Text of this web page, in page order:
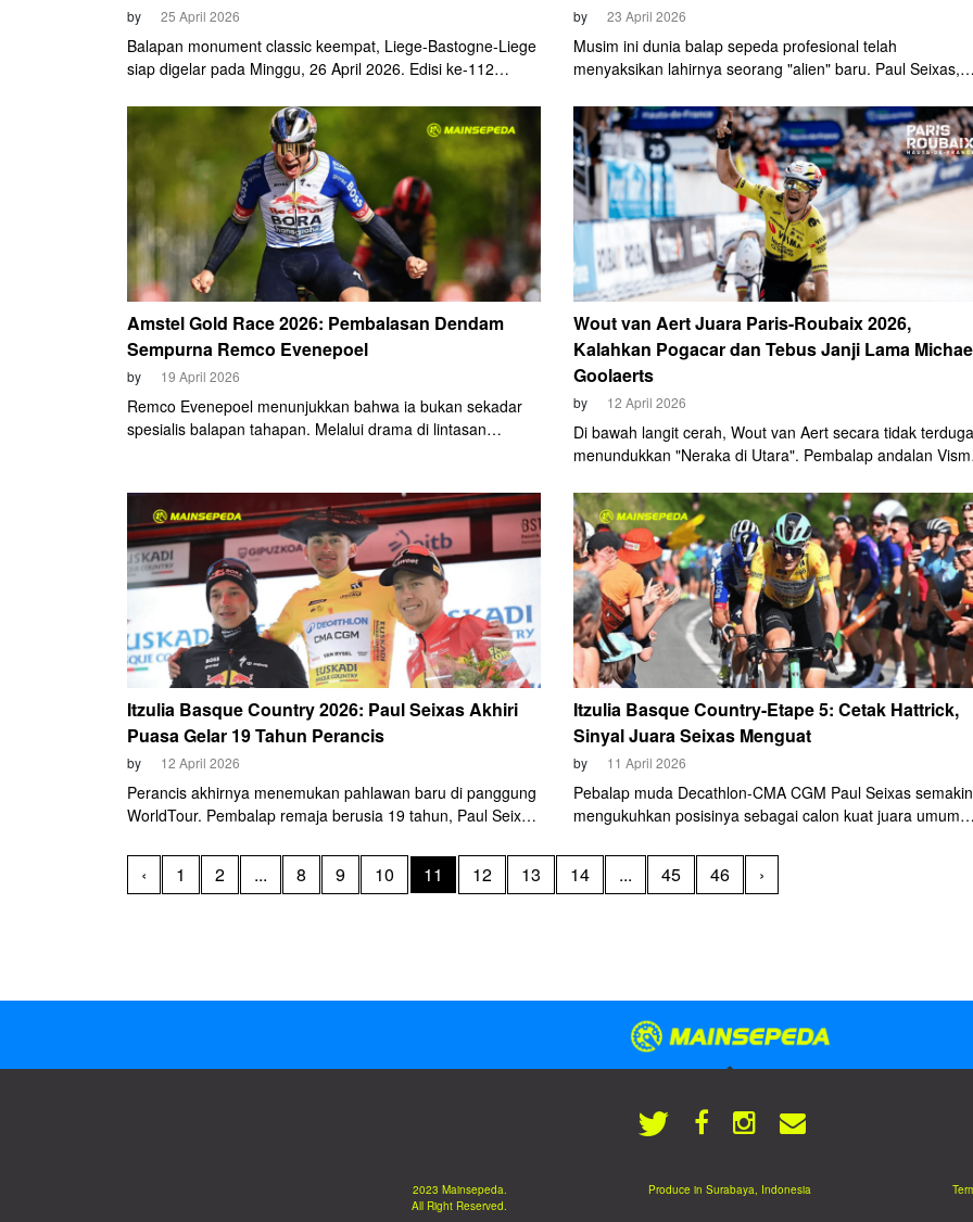
by 25 April 2026
Balapan monument classic keempat, Liege-Bastogne-Liege
siap digelar pada Minggu, 26 April 2026. Edisi ke-112
Tua" ini bakal menjadi panggung pembuktian bagi sang
juara bertahan, Tadej Pogacar (UAE Team Emirates-XRG).
Ia berupaya mengukir rekor di lintasan tertua dunia
tersebut.
by 23 April 2026
Musim ini dunia balap sepeda profesional telah
menyaksikan lahirnya seorang "alien" baru. Paul Seixas,
berhasil mengukir sejarah di balapan klasik Ardennes
dengan menjuarai edisi ke-90 La Flèche Wallonne, Rabu,
22 April.
Amstel Gold Race 2026: Pembalasan Dendam
Sempurna Remco Evenepoel
by 19 April 2026
Remco Evenepoel menunjukkan bahwa ia bukan sekadar
spesialis balapan tahapan. Melalui drama di lintasan
Gold Race perdananya setelah membungkam juara
bertahan, Mattias Skjelmose (Lidl-Trek), pada Minggu, 19
April 2026.
Wout van Aert Juara Paris-Roubaix 2026,
Kalahkan Pogacar dan Tebus Janji Lama
Goolaerts
by 12 April 2026
Di bawah langit cerah, Wout van Aert secara tidak terduga
menundukkan "Neraka di Utara". Pembalap andalan
edisi ke-123 Paris-Roubaix, Minggu, 12 April 2026,
memenangi duel epik melawan juara dunia, Tadej
Itzulia Basque Country 2026: Paul Seixas Akhiri
Puasa Gelar 19 Tahun Perancis
by 12 April 2026
Perancis akhirnya menemukan pahlawan baru di panggung
WorldTour. Pembalap remaja berusia 19 tahun, Paul Seixas
umum Itzulia Basque Country pada Sabtu, 11 April 2026.
Itzulia Basque Country-Etape 5: Cetak Hattrick,
Sinyal Juara Seixas Menguat
by 11 April 2026
Pebalap muda Decathlon-CMA CGM Paul Seixas semakin
mengukuhkan posisinya sebagai calon kuat juara umum
kemenangan ketiganya setelah menaklukkan etape 5
super berat pada Jumat, 10 April 2026.
‹ 1 2 ... 8 9 10 11 12 13 14 ... 45 46 ›
2023 Mainsepeda.
All Right Reserved.
Produce in Surabaya, Indonesia